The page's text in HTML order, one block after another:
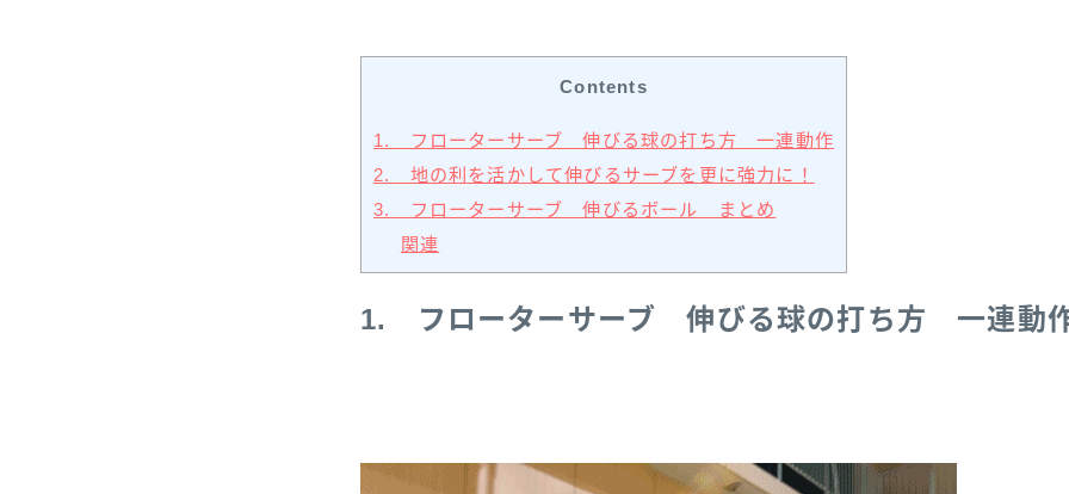
Contents
1. フローターサーブ 伸びる球の打ち方 一連動作
2. 地の利を活かして伸びるサーブを更に強力に！
3. フローターサーブ 伸びるボール まとめ
関連
1. フローターサーブ 伸びる球の打ち方 一連動